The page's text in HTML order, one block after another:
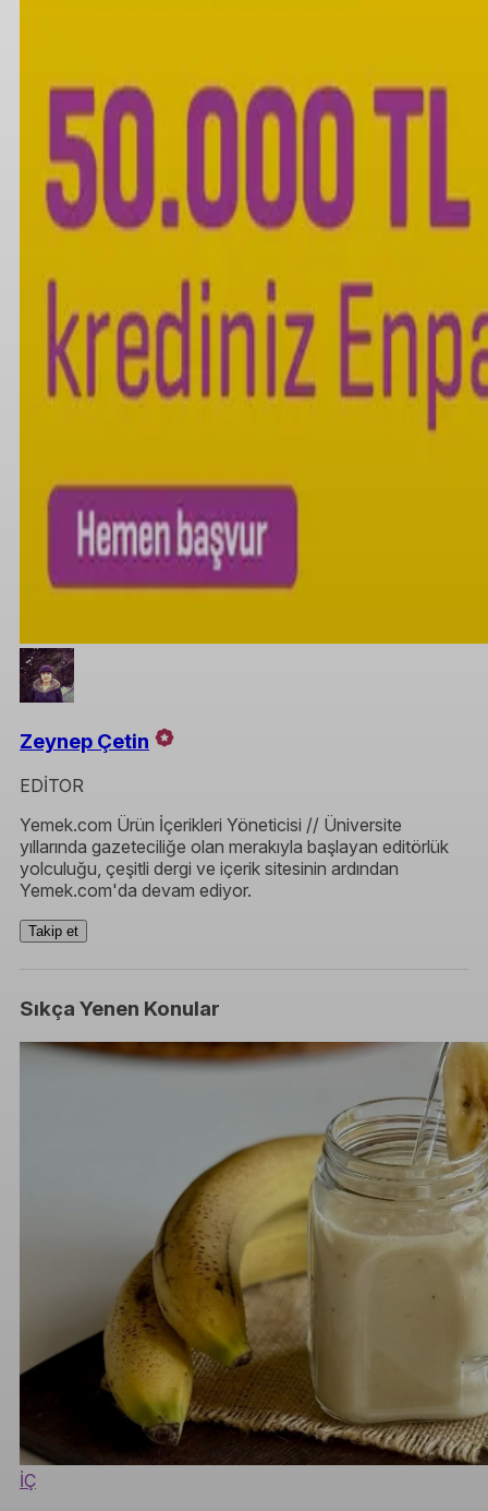
Zeynep Çetin
EDİTOR
Yemek.com Ürün İçerikleri Yöneticisi // Üniversite
yıllarında gazeteciliğe olan merakıyla başlayan editörlük
yolculuğu, çeşitli dergi ve içerik sitesinin ardından
Yemek.com'da devam ediyor.
Takip et
Sıkça Yenen Konular
İÇ